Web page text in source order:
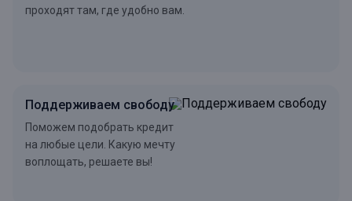
проходят там, где удобно вам.
Поддерживаем свободу
Поможем подобрать кредит
на любые цели. Какую мечту
воплощать, решаете вы!